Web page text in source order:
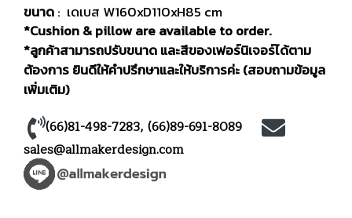
ขนาด: เดเบส W160xD110xH85 cm
*Cushion & pillow are available to order.
*ลูกค้าสามารถปรับขนาด และสีของเฟอร์นิเจอร์ได้ตาม
ต้องการ ยินดีให้คำปรึกษาและให้บริการค่ะ (สอบถามข้อมูล
เพิ่มเติม)
(66)81-498-7283, (66)89-691-8089
sales@allmakerdesign.com